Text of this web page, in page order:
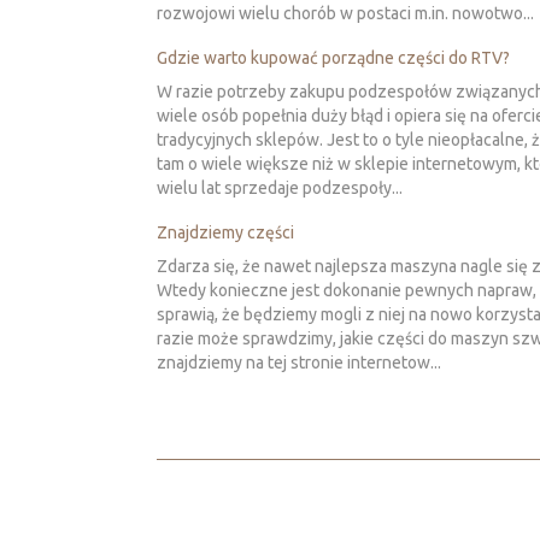
rozwojowi wielu chorób w postaci m.in. nowotwo...
Gdzie warto kupować porządne części do RTV?
W razie potrzeby zakupu podzespołów
wiele osób popełnia duży błąd i opiera się na
tradycyjnych sklepów. Jest to o tyle nieopłacalne,
tam o wiele większe niż w sklepie internetowym,
wielu lat sprzedaje podzespoły...
Znajdziemy części
Zdarza się, że nawet najlepsza maszyna nagle się
Wtedy konieczne jest dokonanie pewnych
sprawią, że będziemy mogli z niej na nowo
razie może sprawdzimy, jakie części do maszyn
znajdziemy na tej stronie internetow...